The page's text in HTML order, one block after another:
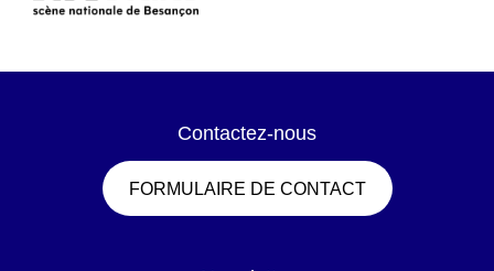
Contactez-nous
FORMULAIRE DE CONTACT